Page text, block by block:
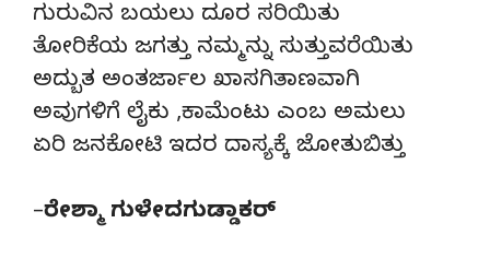
ಗುರುವಿನ ಬಯಲು ದೂರ ಸರಿಯಿತು
ತೋರಿಕೆಯ ಜಗತ್ತು ನಮ್ಮನ್ನು ಸುತ್ತುವರೆಯಿತು
ಅದ್ಬುತ ಅಂತರ್ಜಾಲ ಖಾಸಗಿತಾಣವಾಗಿ
ಅವುಗಳಿಗೆ ಲೈಕು ,ಕಾಮೆಂಟು ಎಂಬ ಅಮಲು‌
ಏರಿ ಜನಕೋಟಿ ಇದರ ದಾಸ್ಯಕ್ಕೆ ಜೋತುಬಿತ್ತು
–ರೇಶ್ಮಾ ಗುಳೇದಗುಡ್ಡಾಕರ್